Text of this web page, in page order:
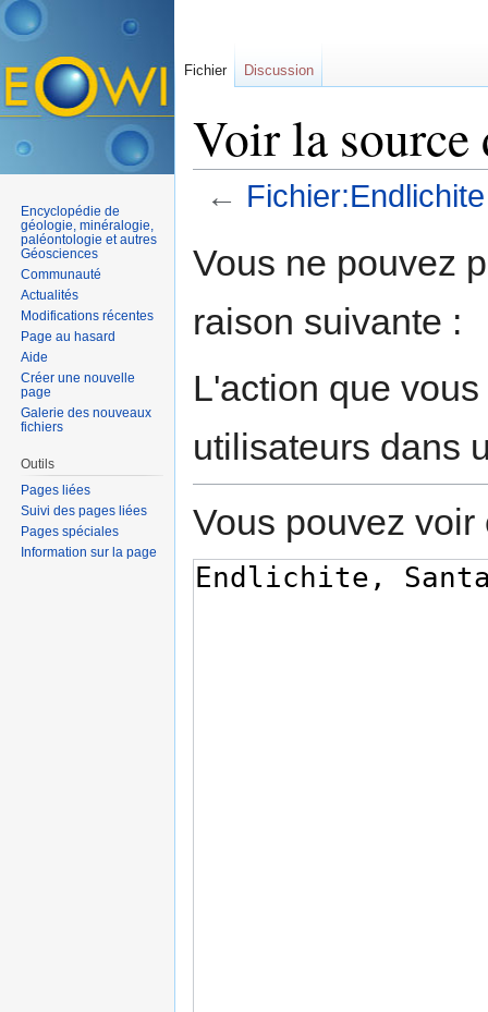
Voir la
←
Vous ne pouvez
raison suivante :
L'action que
utilisateurs dans
Vous pouvez
Fichier Discussion
Encyclopédie de
géologie, minéralogie,
paléontologie et autres
Géosciences
Communauté
Actualités
Modifications récentes
Page au hasard
Aide
Créer une nouvelle
page
Galerie des nouveaux
fichiers
Outils
Pages liées
Suivi des pages liées
Pages spéciales
Information sur la page